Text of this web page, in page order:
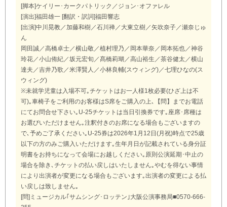
[脚本]ケイリー･カークパトリック／ジョン･オファレル
[演出]福田雄一 [翻訳・訳詞]福田響志
[出演]中川晃教／加藤和樹／石川禅／大東立樹／矢吹奈子／瀬奈じゅ
ん
岡田誠／高橋卓士／横山敬／植村理乃／岡本華奈／岡本拓也／神谷
玲花／小山侑紀／坂元宏旬／髙橋莉瑚／高山裕生／茶谷健太／横山
達夫／吉井乃歌／米澤賢人／小林良輔(スウィング)／七理ひなの(ス
ウィング)
※未就学児童は入場不可｡チケットはお一人様1枚必要(ひざ上は不
可)｡車椅子をご利用のお客様はS席をご購入の上､【問】までお電話
にてお問合せ下さい｡U-25チケットは当日引換券です｡座席･席種は
お選びいただけません｡注釈付きのお席になる場合もございますの
で､予めご了承ください｡U-25券は2026年1月12日(月祝)時点で25歳
以下の方のみご購入いただけます｡生年月日が記載されている身分証
明書をお持ちになって会場にお越しください｡原則公演延期･中止の
場合を除き､チケットの払い戻しはいたしません｡やむを得ない事情
により出演者が変更になる場合もございます｡出演者の変更による払
い戻しは致しません｡
[問]ミュージカル｢サムシング･ロッテン｣大阪公演事務局■0570-666-